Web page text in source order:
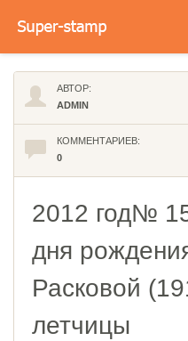
АВТОР:
ADMIN
КОММЕНТАРИЕВ:
0
2012 год№
дня
Расковой
летчицы